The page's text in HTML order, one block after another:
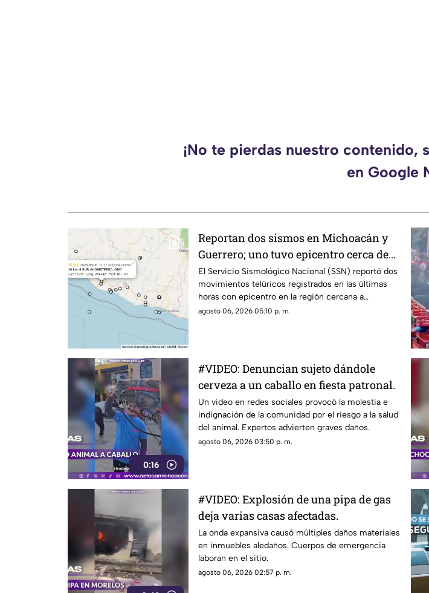
¡No te pierdas nuestro contenido,
en Google
Reportan dos sismos en Michoacán y
Guerrero; uno tuvo epicentro cerca de
Coalcomán
El Servicio Sismológico Nacional (SSN) reportó dos
movimientos telúricos registrados en las últimas
horas con epicentro en la región cercana a
Michoacán y Guerrero, sin que hasta el momento
agosto 06, 2026 05:10 p. m.
0:16
#VIDEO: Denuncian sujeto dándole
cerveza a un caballo en fiesta patronal.
Un video en redes sociales provocó la molestia e
indignación de la comunidad por el riesgo a la salud
del animal. Expertos advierten graves daños.
agosto 06, 2026 03:50 p. m.
#VIDEO: Explosión de una pipa de gas
deja varias casas afectadas.
La onda expansiva causó múltiples daños materiales
en inmuebles aledaños. Cuerpos de emergencia
laboran en el sitio.
agosto 06, 2026 02:57 p. m.